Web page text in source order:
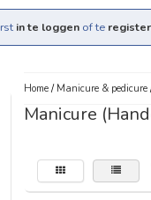
in te loggen of te
Home/ Manicure & pedicure
Manicure